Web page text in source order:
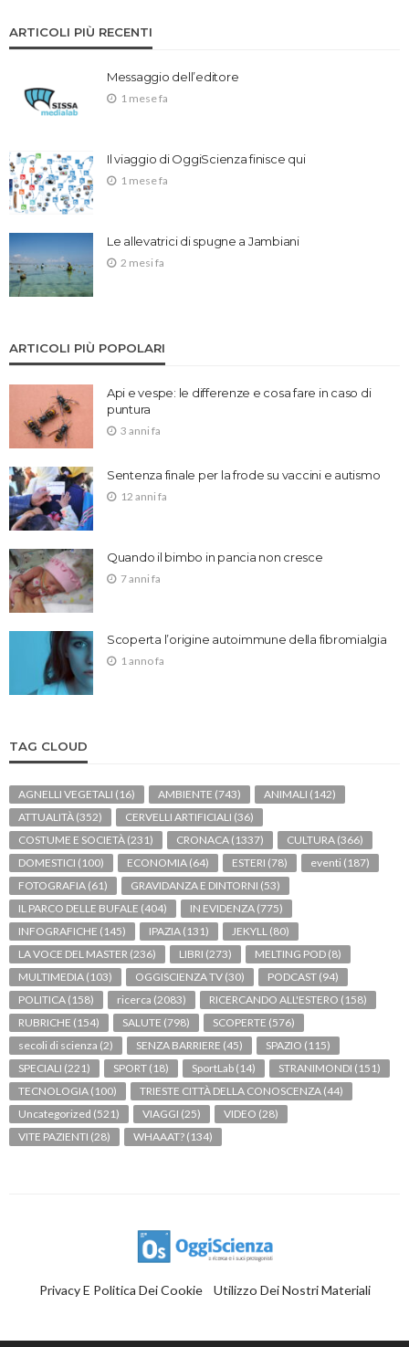
ARTICOLI PIÙ RECENTI
Messaggio dell’editore
1 mese fa
Il viaggio di OggiScienza finisce qui
1 mese fa
Le allevatrici di spugne a Jambiani
2 mesi fa
ARTICOLI PIÙ POPOLARI
Api e vespe: le differenze e cosa fare in caso di
puntura
3 anni fa
Sentenza finale per la frode su vaccini e autismo
12 anni fa
Quando il bimbo in pancia non cresce
7 anni fa
Scoperta l’origine autoimmune della fibromialgia
1 anno fa
TAG CLOUD
AGNELLI VEGETALI (16) AMBIENTE (743) ANIMALI (142)
ATTUALITÀ (352) CERVELLI ARTIFICIALI (36)
COSTUME E SOCIETÀ (231) CRONACA (1337) CULTURA (366)
DOMESTICI (100) ECONOMIA (64) ESTERI (78) eventi (187)
FOTOGRAFIA (61) GRAVIDANZA E DINTORNI (53)
IL PARCO DELLE BUFALE (404) IN EVIDENZA (775)
INFOGRAFICHE (145) IPAZIA (131) JEKYLL (80)
LA VOCE DEL MASTER (236) LIBRI (273) MELTING POD (8)
MULTIMEDIA (103) OGGISCIENZA TV (30) PODCAST (94)
POLITICA (158) ricerca (2083) RICERCANDO ALL'ESTERO (158)
RUBRICHE (154) SALUTE (798) SCOPERTE (576)
secoli di scienza (2) SENZA BARRIERE (45) SPAZIO (115)
SPECIALI (221) SPORT (18) SportLab (14) STRANIMONDI (151)
TECNOLOGIA (100) TRIESTE CITTÀ DELLA CONOSCENZA (44)
Uncategorized (521) VIAGGI (25) VIDEO (28)
VITE PAZIENTI (28) WHAAAT? (134)
Privacy E Politica Dei Cookie Utilizzo Dei Nostri Materiali